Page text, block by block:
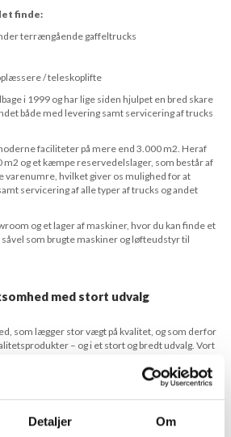
Detaljer Om
finde:
terrængående gaffeltrucks
/ teleskoplifte
i 1999 og har lige siden hjulpet en bred skare
både med levering samt servicering af trucks
faciliteter på mere end 3.000 m2. Heraf
og et kæmpe reservedelslager, som består af
varenumre, hvilket giver os mulighed for at
servicering af alle typer af trucks og andet
og et lager af maskiner, hvor du kan finde et
som brugte maskiner og løfteudstyr til
med stort udvalg
som lægger stor vægt på kvalitet, og som derfor
– og i et stort og bredt udvalg. Vort
og til ethvert budget.
professionel reparation og servicering.